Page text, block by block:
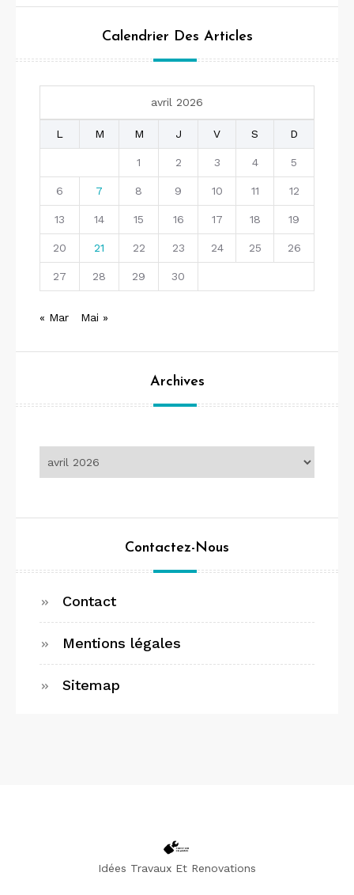
Calendrier Des Articles
avril 2026
L M M J V S D
1 2 3 4 5
6 7 8 9 10 11 12
13 14 15 16 17 18 19
20 21 22 23 24 25 26
27 28 29 30
« Mar Mai »
Archives
Contactez-Nous
Contact
Mentions légales
Sitemap
Idées Travaux Et Renovations